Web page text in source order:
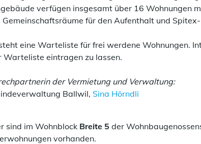
verfügen insgesamt über 16 Wohnungen
Gemeinschaftsräume für den Aufenthalt und
eine Warteliste für frei werdene Wohnungen.
Warteliste eintragen zu lassen.
der Vermietung und Verwaltung:
Ballwil, Sina Hörndli
sind im Wohnblock Breite 5 der
vorhanden.